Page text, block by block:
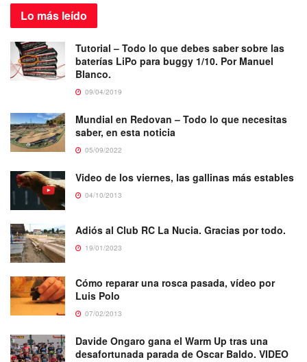
Lo más leído
Tutorial – Todo lo que debes saber sobre las
baterías LiPo para buggy 1/10. Por Manuel
Blanco.
09/04/2019
Mundial en Redovan – Todo lo que necesitas
saber, en esta noticia
05/09/2022
Video de los viernes, las gallinas más estables
04/10/2013
Adiós al Club RC La Nucia. Gracias por todo.
19/01/2023
Cómo reparar una rosca pasada, vídeo por
Luis Polo
07/02/2013
Davide Ongaro gana el Warm Up tras una
desafortunada parada de Oscar Baldo. VIDEO